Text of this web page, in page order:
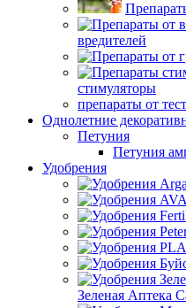
вредителей
стимуляторы
препараты от
Однолетние
Петуния
Петуния
Удобрения
Зеленая Аптека